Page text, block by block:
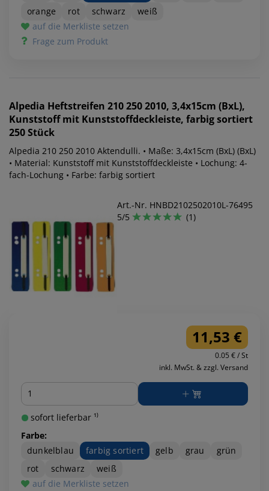
orange
rot schwarz
weiß
auf die Merkliste setzen
Frage zum Produkt
Alpedia Heftstreifen 210 250 2010, 3,4x15cm (BxL),
Kunststoff mit Kunststoffdeckleiste, farbig sortiert
250 Stück
Alpedia 210 250 2010 Aktendulli. • Maße: 3,4x15cm (BxL) (BxL)
• Material: Kunststoff mit Kunststoffdeckleiste • Lochung: 4-
fach-Lochung • Farbe: farbig sortiert
Art.-Nr. HNBD2102502010L-76495
5/5
(1)
11,53 €
0.05 € / St
inkl. MwSt. & zzgl. Versand
Menge
sofort lieferbar ¹⁾
Farbe:
dunkelblau
farbig sortiert gelb grau
grün
rot
schwarz
weiß
auf die Merkliste setzen